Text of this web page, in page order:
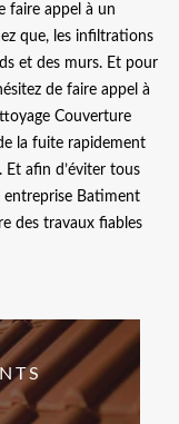
faire appel à un
que, les infiltrations
et des murs. Et pour
de faire appel à
Couverture
la fuite rapidement
afin d’éviter tous
entreprise Batiment
des travaux fiables